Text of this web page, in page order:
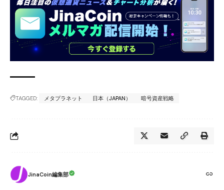
TAGGED: メタプラネット 日本（JAPAN） 暗号資産戦略
JinaCoin編集部